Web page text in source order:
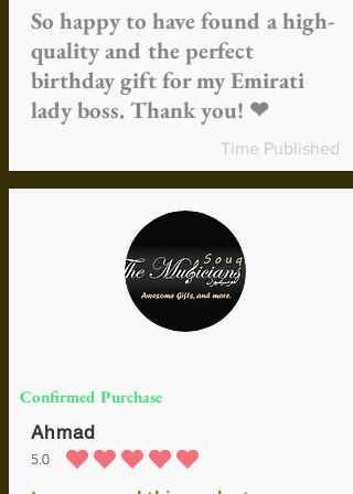
son reembolsables a menos que el
producto sea defectuoso o incorrecto
Más sobre reembolsos
So happy to have found a high-
quality and the perfect
birthday gift for my Emirati
lady boss. Thank you! ❤
Time Published
Confirmed Purchase
Ahmad
5.0
la calificación promedio es 5 de 5